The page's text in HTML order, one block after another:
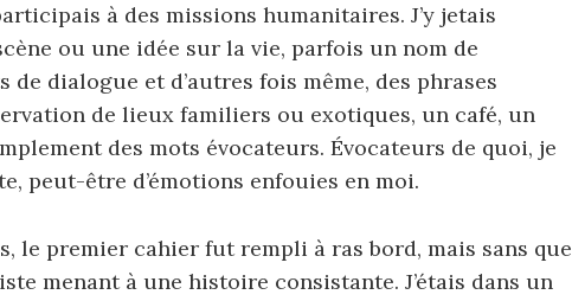
à des missions humanitaires. J’y jetais
ou une idée sur la vie, parfois un nom de
de dialogue et d’autres fois même, des phrases
de lieux familiers ou exotiques, un café, un
des mots évocateurs. Évocateurs de quoi, je
peut-être d’émotions enfouies en moi.
le premier cahier fut rempli à ras bord, mais sans que
menant à une histoire consistante. J’étais dans un